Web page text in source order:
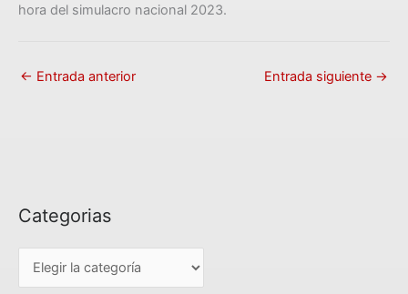
hora del simulacro nacional 2023.
← Entrada anterior Entrada siguiente →
Categorias
C